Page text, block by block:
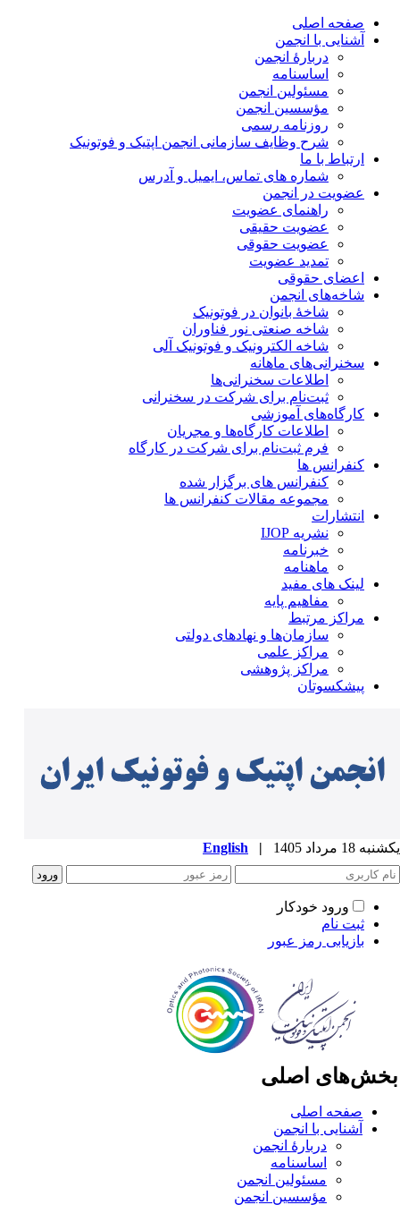
صفحه اصلی
آشنایی با انجمن
دربارۀ انجمن
اساسنامه
مسئولین انجمن
مؤسسین انجمن
روزنامه رسمی
شرح وظایف سازمانی انجمن اپتیک و فوتونیک
ارتباط با ما
شماره های تماس، ایمیل و آدرس
عضویت در انجمن
راهنمای عضویت
عضویت حقیقی
عضویت حقوقی
تمدید عضویت
اعضای حقوقی
شاخه‌های انجمن
شاخۀ بانوان در فوتونیک
شاخه صنعتی نور فناوران
شاخه‌ الکترونیک و فوتونیک آلی
سخنرانی‌های ماهانه
اطلاعات سخنرانی‌‌ها
ثبت‌نام برای شرکت در سخنرانی
کارگاه‌های آموزشی
اطلاعات کارگاه‌ها و مجریان
فرم ثبت‌نام برای شرکت در کارگاه
کنفرانس ها
کنفرانس های برگزار شده
مجموعه مقالات کنفرانس ها
انتشارات
نشریه IJOP
خبرنامه
ماهنامه
لینک های مفید
مفاهیم پایه
مراکز مرتبط
سازمان‌ها و نهادهای دولتی
مراکز علمی
مراکز پژوهشی
پیشکسوتان
18 مرداد 1405 |
English
ورود خودکار
ثبت نام
بازیابی رمز عبور
اصلی
صفحه اصلی
آشنایی با انجمن
دربارۀ انجمن
اساسنامه
مسئولین انجمن
مؤسسین انجمن